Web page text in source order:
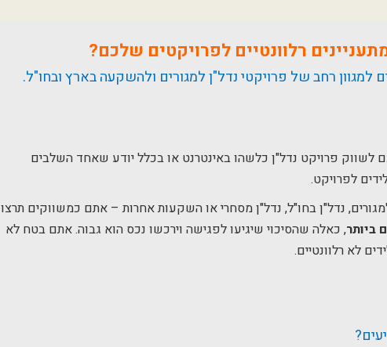
רלוונטיים לפרויקטים שלכם?
למגוון רחב של פרויקטי נדל"ן למגורים ולהשקעה בארץ ובחו"ל.
לשווק פרויקט נדל"ן כלשהו באינטרנט או בכלל יודע שאחד השלבים
לפרויקט.
נדל"ן בחו"ל, נדל"ן מסחרי או השקעות אחרות – אתם כמשווקים תרצו
ביותר, כאלה שהסיכוי שיגיעו לפגישה וירכשו נכס הוא גבוה. אתם בטח לא
לא רלוונטיים.